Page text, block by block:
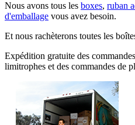
Nous avons tous les boxes, ruban
d'emballage vous avez besoin.
Et nous rachèterons toutes les
Expédition gratuite des
limitrophes et des commandes de